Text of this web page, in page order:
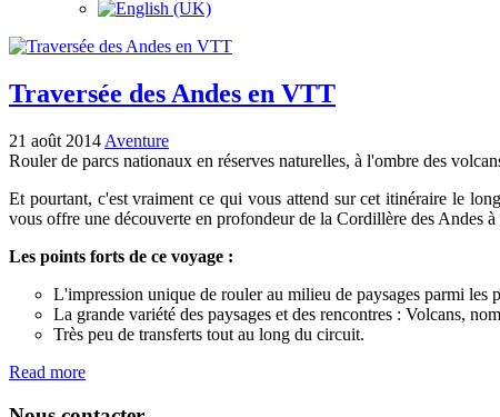
Traversée des Andes en VTT
21 août 2014 Aventure
Rouler de parcs nationaux en réserves naturelles, à l'ombre des
Et pourtant, c'est vraiment ce qui vous attend sur cet itinéraire le
vous offre une découverte en profondeur de la Cordillère des Andes à
Les points forts de ce voyage :
L'impression unique de rouler au milieu de paysages parmi les
La grande variété des paysages et des rencontres : Volcans,
Très peu de transferts tout au long du circuit.
Read more